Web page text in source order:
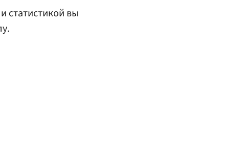
статистикой вы